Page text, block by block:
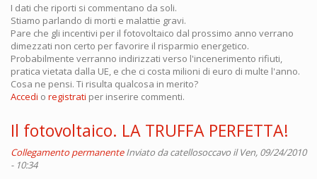
I dati che riporti si commentano da soli.
Stiamo parlando di morti e malattie gravi.
Pare che gli incentivi per il fotovoltaico dal prossimo anno verrano
dimezzati non certo per favorire il risparmio energetico.
Probabilmente verranno indirizzati verso l'incenerimento rifiuti,
pratica vietata dalla UE, e che ci costa milioni di euro di multe l'anno.
Cosa ne pensi. Ti risulta qualcosa in merito?
Accedi o registrati per inserire commenti.
Il fotovoltaico. LA TRUFFA PERFETTA!
Collegamento permanente Inviato dacatellosoccavo il Ven, 09/24/2010
- 10:34